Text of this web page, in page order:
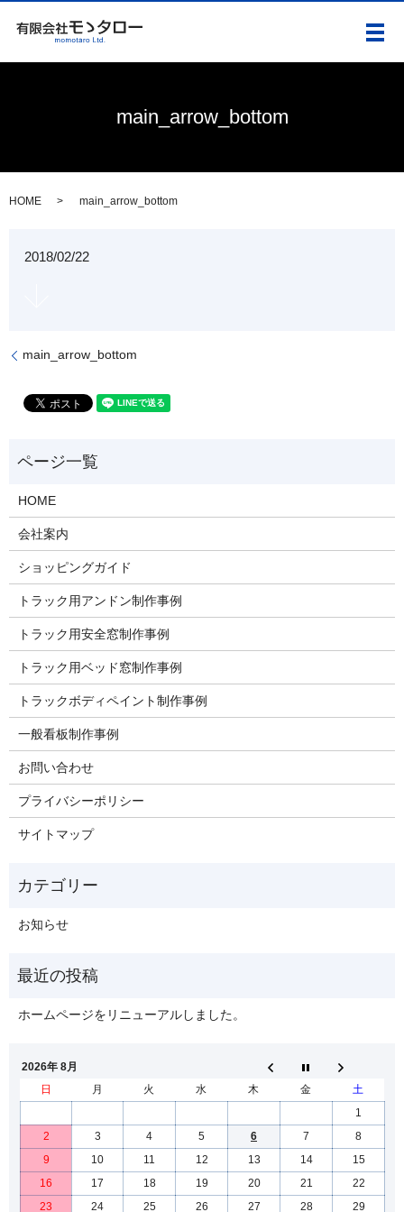
メ
main_arrow_bottom
HOME main_arrow_bottom
2018/02/22
main_arrow_bottom
HOME
会社案内
ショッピングガイド
トラック用アンドン制作事例
トラック用安全窓制作事例
トラック用ベッド窓制作事例
トラックボディペイント制作事例
一般看板制作事例
お問い合わせ
プライバシーポリシー
サイトマップ
お知らせ
ホームページをリニューアルしました。
2026年 8月
日
月 火 水 木 金
土
1
2
3 4 5 6 7
8
9
10 11 12 13 14
15
16
17 18 19 20 21
22
23
24 25 26 27 28 29